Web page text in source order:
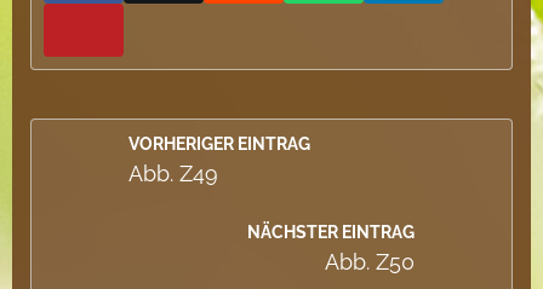
VORHERIGER EINTRAG
Abb. Z49
NÄCHSTER EINTRAG
Abb. Z50